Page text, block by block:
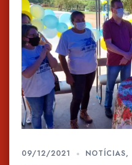
09/12/2021 NOTÍCIAS,